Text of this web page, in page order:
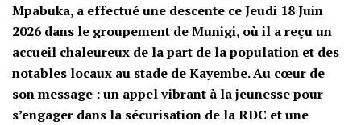
Mpabuka, a effectué une descente ce Jeudi 18 Juin
2026 dans le groupement de Munigi, où il a reçu un
accueil chaleureux de la part de la population et des
notables locaux au stade de Kayembe. Au cœur de
son message : un appel vibrant à la jeunesse pour
s’engager dans la sécurisation de la RDC et une